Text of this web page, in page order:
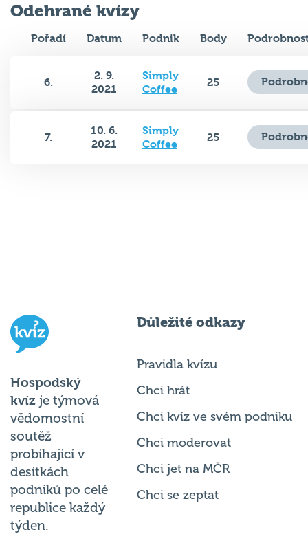
Odehrané kvízy
Pořadí Datum Podnik Body
6.
2. 9.
2021
Simply
Coffee
25
7.
10. 6.
2021
Simply
Coffee
25
Hospodský
kvíz je týmová
vědomostní
soutěž
probíhající v
desítkách
podniků po celé
republice každý
týden.
Důležité odkazy
Pravidla kvízu
Chci hrát
Chci kvíz ve svém podniku
Chci moderovat
Chci jet na MČR
Chci se zeptat